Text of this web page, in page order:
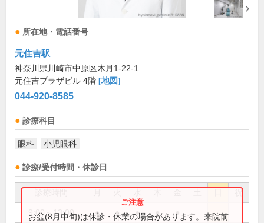
所在地・電話番号
元住吉駅
神奈川県川崎市中原区木月1-22-1
元住吉プラザビル 4階 [地図]
044-920-8585
診療科目
眼科 小児眼科
診療/受付時間・休診日
祝
9:00～13:00 ● ● ● ● ●
お盆(8月中旬)は休診・休業の場合があります。来院前